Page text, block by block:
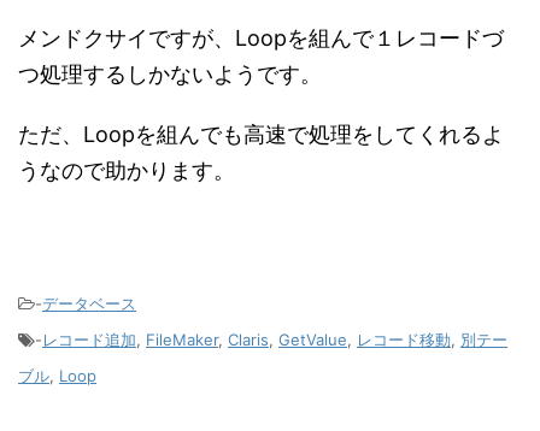
メンドクサイですが、Loopを組んで１レコードづ
つ処理するしかないようです。
ただ、Loopを組んでも高速で処理をしてくれるよ
うなので助かります。
-データベース
-レコード追加, FileMaker, Claris, GetValue, レコード移動, 別テー
ブル, Loop